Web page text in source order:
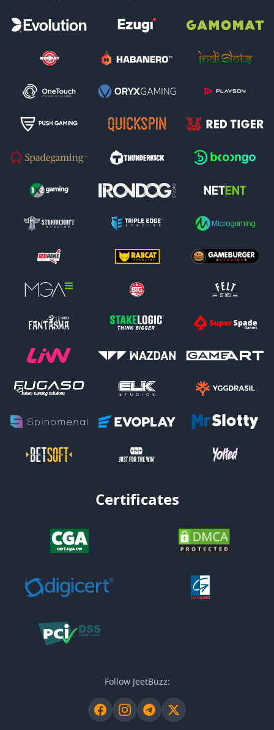
Certificates
Follow JeetBuzz: